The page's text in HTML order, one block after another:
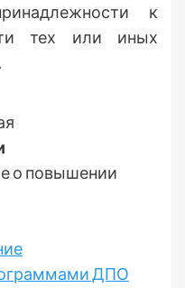
к
тех или иных
о повышении
ДПО